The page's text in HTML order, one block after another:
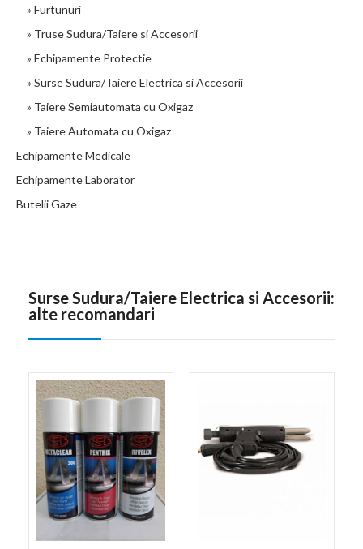
» Furtunuri
» Truse Sudura/Taiere si Accesorii
» Echipamente Protectie
» Surse Sudura/Taiere Electrica si Accesorii
» Taiere Semiautomata cu Oxigaz
» Taiere Automata cu Oxigaz
Echipamente Medicale
Echipamente Laborator
Butelii Gaze
Surse Sudura/Taiere Electrica si Accesorii:
alte recomandari